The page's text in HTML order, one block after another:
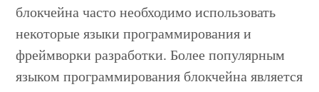
блокчейна часто необходимо использовать
некоторые языки программирования и
фреймворки разработки. Более популярным
языком программирования блокчейна является